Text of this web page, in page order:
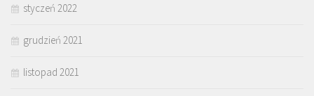
styczeń 2022
grudzień 2021
listopad 2021